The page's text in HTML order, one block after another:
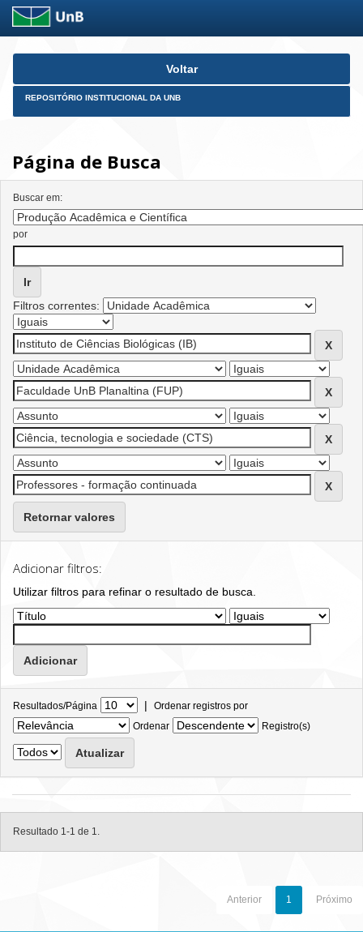
Skip
Voltar
REPOSITÓRIO INSTITUCIONAL DA UNB
Página de Busca
Buscar em:
por
Filtros correntes:
Retornar valores
Adicionar filtros:
Utilizar filtros para refinar o resultado de busca.
Resultados/Página | Ordenar registros por
Ordenar
Registro(s)
Resultado 1-1 de 1.
Anterior 1 Próximo